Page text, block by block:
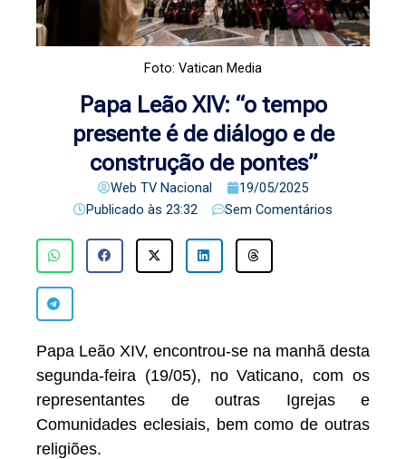
Foto: Vatican Media
Papa Leão XIV: “o tempo
presente é de diálogo e de
construção de pontes”
Web TV Nacional
19/05/2025
Publicado às 23:32 Sem Comentários
Papa Leão XIV, encontrou-se na manhã desta
segunda-feira (19/05), no Vaticano, com os
representantes de outras Igrejas e
Comunidades eclesiais, bem como de outras
religiões.